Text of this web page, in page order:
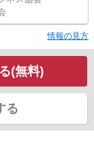
情報の見方
(無料)
る